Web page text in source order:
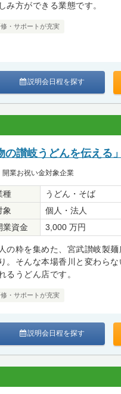
み方ができる業態です。
・サポートが充実
説明会日程を探す
讃岐うどんを伝える」
開業お祝い金対象企業
種
うどん・そば
象
個人・法人
業資金
3,000 万円
の粋を集めた、宮武讃岐製
。そんな本場香川と変わら
るうどん店です。
・サポートが充実
説明会日程を探す